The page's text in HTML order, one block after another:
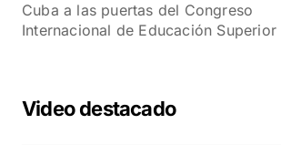
Cuba a las puertas del Congreso
Internacional de Educación Superior
Video destacado